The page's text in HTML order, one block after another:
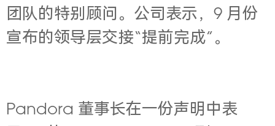
团队的特别顾问。 公司表示，9 月份
宣布的领导层交接“提前完成”。
Pandora 董事长在一份声明中表